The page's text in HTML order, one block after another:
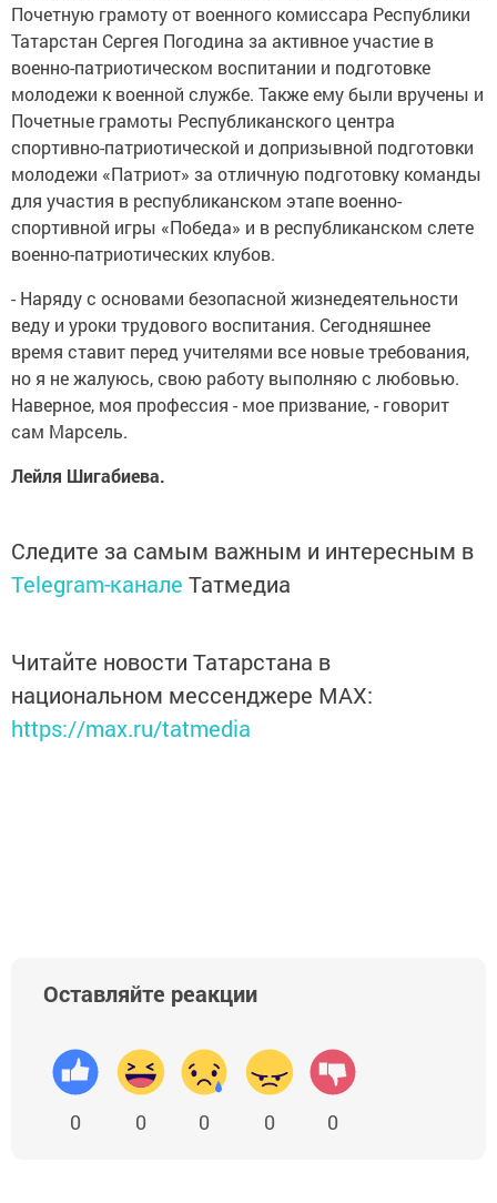
Почетную грамоту от военного комиссара Республики
Татарстан Сергея Погодина за активное участие в
военно-патриотическом воспитании и подготовке
молодежи к военной службе. Также ему были вручены и
Почетные грамоты Республиканского центра
спортивно-патриотической и допризывной подготовки
молодежи «Патриот» за отличную подготовку команды
для участия в республиканском этапе военно-
спортивной игры «Победа» и в республиканском слете
военно-патриотических клубов.
- Наряду с основами безопасной жизнедеятельности
веду и уроки трудового воспитания. Сегодняшнее
время ставит перед учителями все новые требования,
но я не жалуюсь, свою работу выполняю с любовью.
Наверное, моя профессия - мое призвание, - говорит
сам Марсель.
Лейля Шигабиева.
Следите за самым важным и интересным в
Telegram-канале Татмедиа
Читайте новости Татарстана в
национальном мессенджере MАХ:
https://max.ru/tatmedia
Оставляйте реакции
0 0 0 0 0